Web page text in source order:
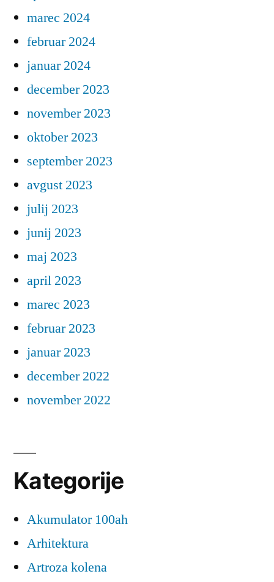
marec 2024
februar 2024
januar 2024
december 2023
november 2023
oktober 2023
september 2023
avgust 2023
julij 2023
junij 2023
maj 2023
april 2023
marec 2023
februar 2023
januar 2023
december 2022
november 2022
Kategorije
Akumulator 100ah
Arhitektura
Artroza kolena